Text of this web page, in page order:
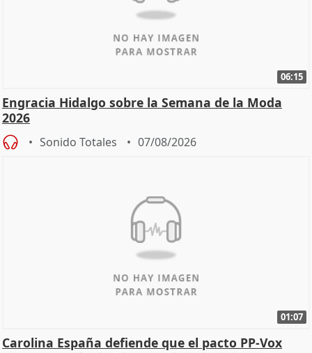
06:15
Engracia Hidalgo sobre la Semana de la Moda
2026
Sonido Totales 07/08/2026
01:07
Carolina España defiende que el pacto PP-Vox